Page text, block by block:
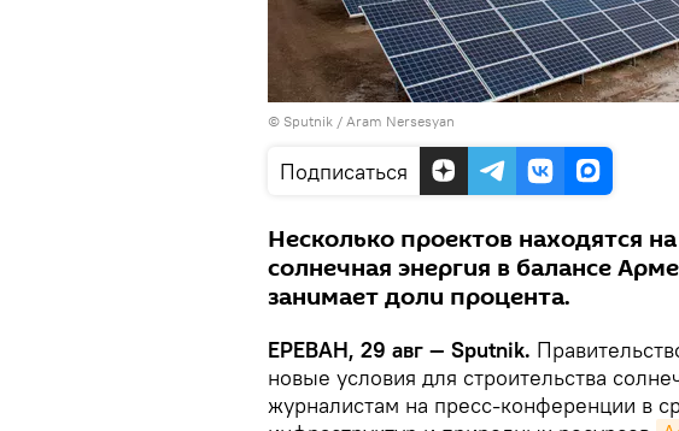
© Sputnik / Aram Nersesyan
Подписаться
Несколько проектов находятся
солнечная энергия в балансе
занимает доли процента.
ЕРЕВАН, 29 авг — Sputnik.
новые условия для строительства
журналистам на пресс-конференции в